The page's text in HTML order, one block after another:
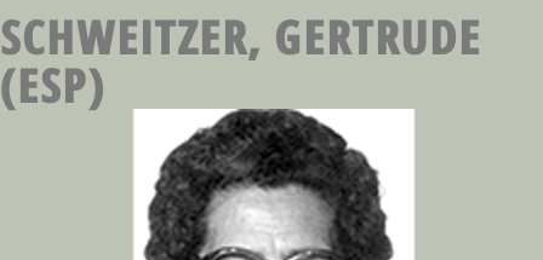
SCHWEITZER, GERTRUDE
(ESP)